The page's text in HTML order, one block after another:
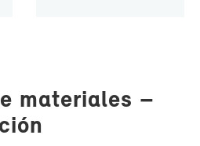
ma­te­ria­les –